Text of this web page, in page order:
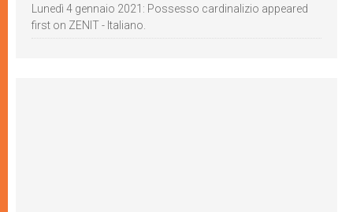
Lunedì 4 gennaio 2021: Possesso cardinalizio appeared
first on ZENIT - Italiano.